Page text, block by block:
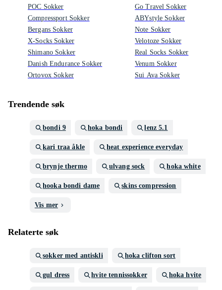
POC Sokker
Compressport Sokker
Bergans Sokker
X-Socks Sokker
Shimano Sokker
Danish Endurance Sokker
Ortovox Sokker
Go Travel Sokker
ABYstyle Sokker
Note Sokker
Velotoze Sokker
Real Socks Sokker
Venum Sokker
Sui Ava Sokker
Trendende søk
bondi 9 hoka bondi lenz 5.1
kari traa åkle heat experience everyday
brynje thermo ulvang sock hoka white
hooka bondi dame skins compression
Vis mer
Relaterte søk
sokker med antiskli hoka clifton sort
gul dress hvite tennissokker hoka hvite